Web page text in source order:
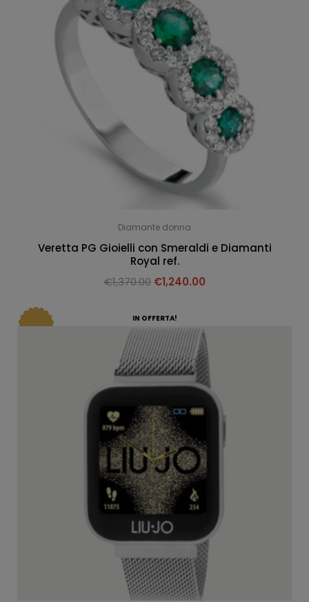
Diamante donna
Veretta PG Gioielli con Smeraldi e Diamanti
Royal ref.
€1,370.00 €1,240.00
IN OFFERTA!